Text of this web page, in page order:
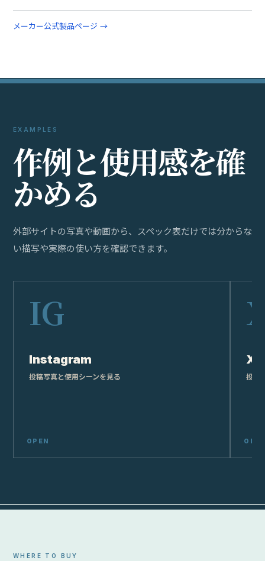
メーカー公式製品ページ →
EXAMPLES
作例と使用感を確
かめる
外部サイトの写真や動画から、スペック表だけでは分からな
い描写や実際の使い方を確認できます。
Instagram
投稿写真と使用シーンを見る
X
投稿
WHERE TO BUY